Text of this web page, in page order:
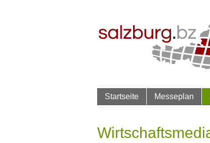
Startseite Messeplan